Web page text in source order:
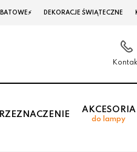
DEKORACJE ŚWIĄTECZNE
AKCESORIA
do lampy